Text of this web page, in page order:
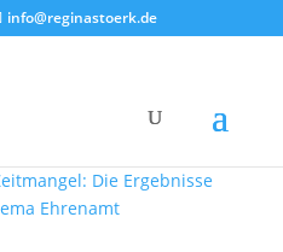
info@reginastoerk.de